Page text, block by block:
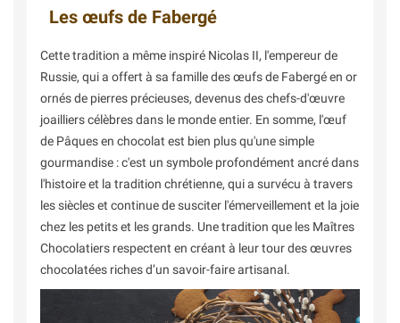
Les œufs de Fabergé
Cette tradition a même inspiré Nicolas II, l'empereur de
Russie, qui a offert à sa famille des œufs de Fabergé en or
ornés de pierres précieuses, devenus des chefs-d'œuvre
joailliers célèbres dans le monde entier. En somme, l'œuf
de Pâques en chocolat est bien plus qu'une simple
gourmandise : c'est un symbole profondément ancré dans
l'histoire et la tradition chrétienne, qui a survécu à travers
les siècles et continue de susciter l'émerveillement et la joie
chez les petits et les grands. Une tradition que les Maîtres
Chocolatiers respectent en créant à leur tour des œuvres
chocolatées riches d’un savoir-faire artisanal.